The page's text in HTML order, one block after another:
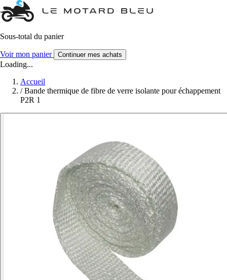
Sous-total du panier
Voir mon panier Continuer mes achats
Loading...
Accueil
/ Bande thermique de fibre de verre isolante pour échappement
P2R 1